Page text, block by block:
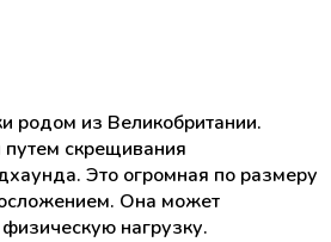
родом из Великобритании.
скрещивания
Это огромная по размеру
Она может
нагрузку.